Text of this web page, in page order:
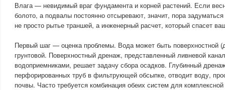
Влага — невидимый враг фундамента и корней растений. Если
болото, а подвалы постоянно отсыревают, значит, пора
не просто рытье траншей, а инженерный расчет, который спасет
Первый шаг — оценка проблемы. Вода может быть поверхностной
грунтовой. Поверхностный дренаж, представленный ливневой
водоприемниками, решает задачу сбора осадков. Глубинный
перфорированных труб в фильтрующей обсыпке, отводит воду,
почвы. Часто требуется комбинация обеих систем для